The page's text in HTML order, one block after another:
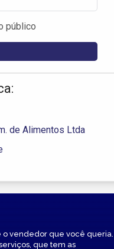
público
de Alimentos Ltda
o vendedor que você queria.
que tem as